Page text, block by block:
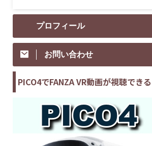
プロフィール
お問い合わせ
PICO4でFANZA VR動画が視聴できる